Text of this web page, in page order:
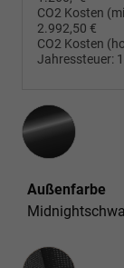
CO2 Kosten
2.992,50 €
CO2 Kosten
Jahressteuer:
Außenfarbe